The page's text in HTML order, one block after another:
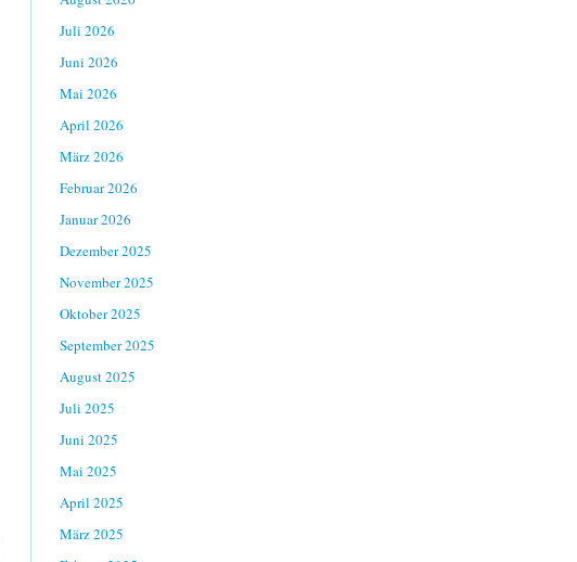
Juli 2026
Juni 2026
Mai 2026
April 2026
März 2026
Februar 2026
Januar 2026
Dezember 2025
November 2025
Oktober 2025
September 2025
August 2025
Juli 2025
Juni 2025
Mai 2025
April 2025
März 2025